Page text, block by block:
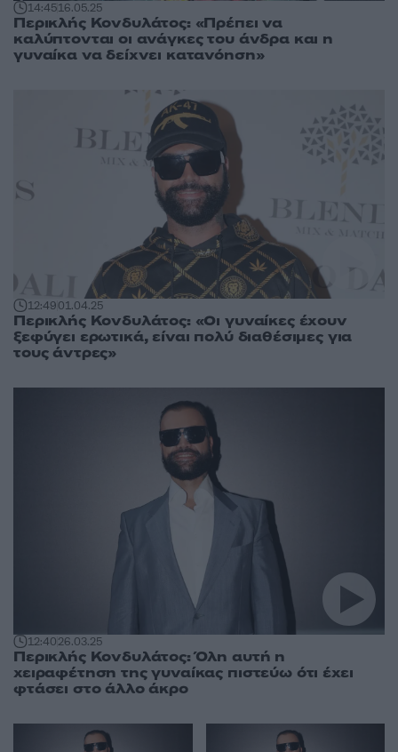
14:4516.05.25
Περικλής Κονδυλάτος: «Πρέπει να
καλύπτονται οι ανάγκες του άνδρα και η
γυναίκα να δείχνει κατανόηση»
12:4901.04.25
Περικλής Κονδυλάτος: «Οι γυναίκες έχουν
ξεφύγει ερωτικά, είναι πολύ διαθέσιμες για
τους άντρες»
12:4026.03.25
Περικλής Κονδυλάτος: Όλη αυτή η
χειραφέτηση της γυναίκας πιστεύω ότι έχει
φτάσει στο άλλο άκρο